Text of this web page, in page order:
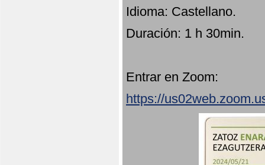
Idioma: Castellano.
Duración: 1 h 30min.
Entrar en Zoom:
https://